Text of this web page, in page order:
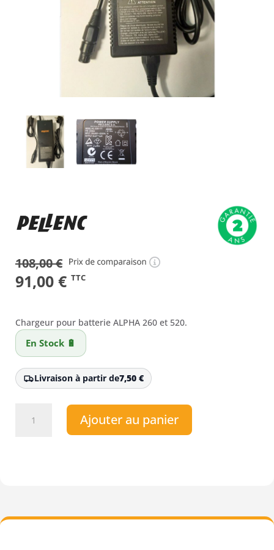
108,00€
Le
initial
était :
108,00 €.
91,00 €Le
actuel
est :
91,00 €.
TTC
Chargeur pour batterie ALPHA 260 et 520.
En Stock 🔋
Livraison à partir de7,50 €
Ajouter au panier